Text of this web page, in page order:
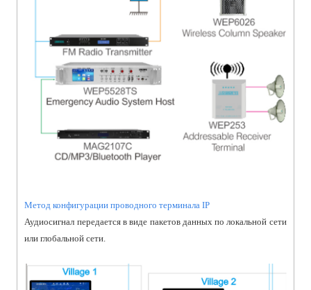
Метод конфигурации проводного терминала IP
Аудиосигнал передается в виде пакетов данных по локальной сети
или глобальной сети.